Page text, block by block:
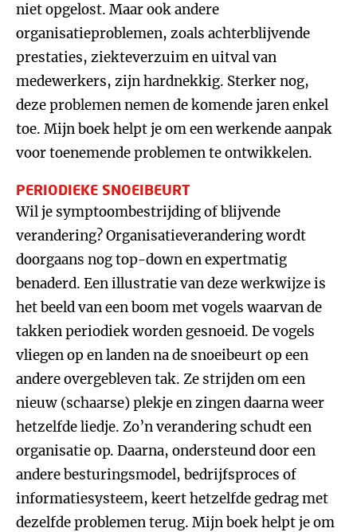
niet opgelost. Maar ook andere
organisatieproblemen, zoals achterblijvende
prestaties, ziekteverzuim en uitval van
medewerkers, zijn hardnekkig. Sterker nog,
deze problemen nemen de komende jaren enkel
toe. Mijn boek helpt je om een werkende aanpak
voor toenemende problemen te ontwikkelen.
PERIODIEKE SNOEIBEURT
Wil je symptoombestrijding of blijvende
verandering? Organisatieverandering wordt
doorgaans nog top-down en expertmatig
benaderd. Een illustratie van deze werkwijze is
het beeld van een boom met vogels waarvan de
takken periodiek worden gesnoeid. De vogels
vliegen op en landen na de snoeibeurt op een
andere overgebleven tak. Ze strijden om een
nieuw (schaarse) plekje en zingen daarna weer
hetzelfde liedje. Zo’n verandering schudt een
organisatie op. Daarna, ondersteund door een
andere besturingsmodel, bedrijfsproces of
informatiesysteem, keert hetzelfde gedrag met
dezelfde problemen terug. Mijn boek helpt je om